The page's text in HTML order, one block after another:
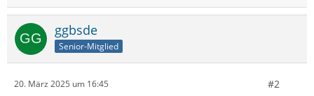
ggbsde
Senior-Mitglied
20. März 2025 um 16:45 #2